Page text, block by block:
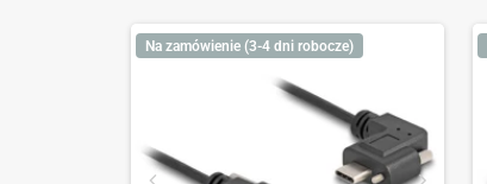
Na zamówienie (3-4 dni robocze)